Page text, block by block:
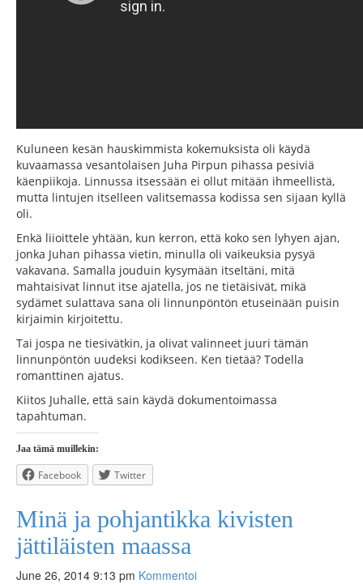
Kuluneen kesän hauskimmista kokemuksista oli käydä
kuvaamassa vesantolaisen Juha Pirpun pihassa pesiviä
käenpiikoja. Linnussa itsessään ei ollut mitään ihmeellistä,
mutta lintujen itselleen valitsemassa kodissa sen sijaan kyllä
oli.
Enkä liioittele yhtään, kun kerron, että koko sen lyhyen ajan,
jonka Juhan pihassa vietin, minulla oli vaikeuksia pysyä
vakavana. Samalla jouduin kysymään itseltäni, mitä
mahtaisivat linnut itse ajatella, jos ne tietäisivät, mikä
sydämet sulattava sana oli linnunpöntön etuseinään puisin
kirjaimin kirjoitettu.
Tai jospa ne tiesivätkin, ja olivat valinneet juuri tämän
linnunpöntön uudeksi kodikseen. Ken tietää? Todella
romanttinen ajatus.
Kiitos Juhalle, että sain käydä dokumentoimassa
tapahtuman.
Jaa tämä muillekin:
Facebook Twitter
Minä ja pohjantikka kivisten
jättiläisten maassa
June 26, 2014 9:13 pm Kommentoi